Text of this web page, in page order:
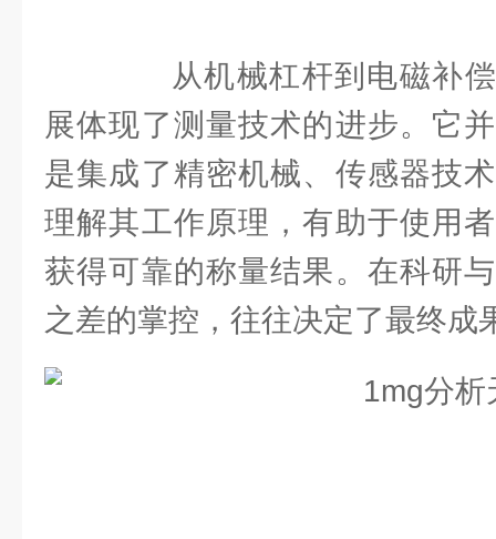
从机械杠杆到电磁补偿
展体现了测量技术的进步。它
是集成了精密机械、传感器技
理解其工作原理，有助于使用
获得可靠的称量结果。在科研
之差的掌控，往往决定了最终成